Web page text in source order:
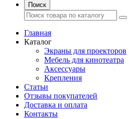
Поиск
Главная
Каталог
Экраны для проекторов
Mебель для кинотеатра
Аксессуары
Крепления
Статьи
Отзывы покупателей
Доставка и оплата
Контакты